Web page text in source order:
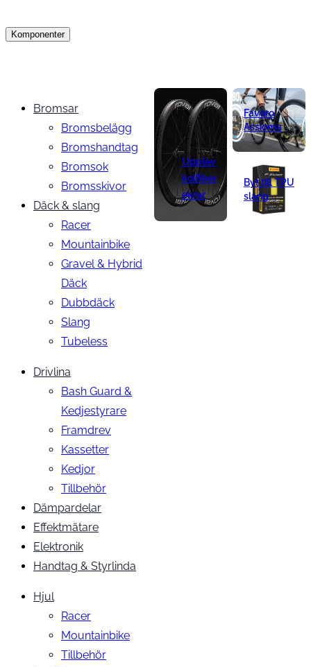
Komponenter
Bromsar
Bromsbelägg
Bromshandtag
Bromsok
Bromsskivor
Däck & slang
Racer
Mountainbike
Gravel & Hybrid
Däck
Dubbdäck
Slang
Tubeless
Drivlina
Bash Guard &
Kedjestyrare
Framdrev
Kassetter
Kedjor
Tillbehör
Dämpardelar
Effektmätare
Elektronik
Handtag & Styrlinda
Hjul
Racer
Mountainbike
Tillbehör
Upplev
kolfiber
ekrar
Favero
Assioma
Byt till TPU
slang